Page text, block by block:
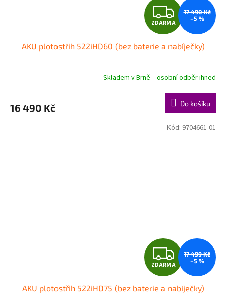
Z
D
A
R
M
A
ZDARMA
17 490 Kč
–5 %
AKU plotostřih 522iHD60 (bez baterie a nabíječky)
Skladem v Brně – osobní odběr ihned
16 490 Kč Do košíku
Z
D
A
ZDARMA
17 499 Kč
–5 %
AKU plotostřih 522iHD75 (bez baterie a nabíječky)
Kód: 9704661-01